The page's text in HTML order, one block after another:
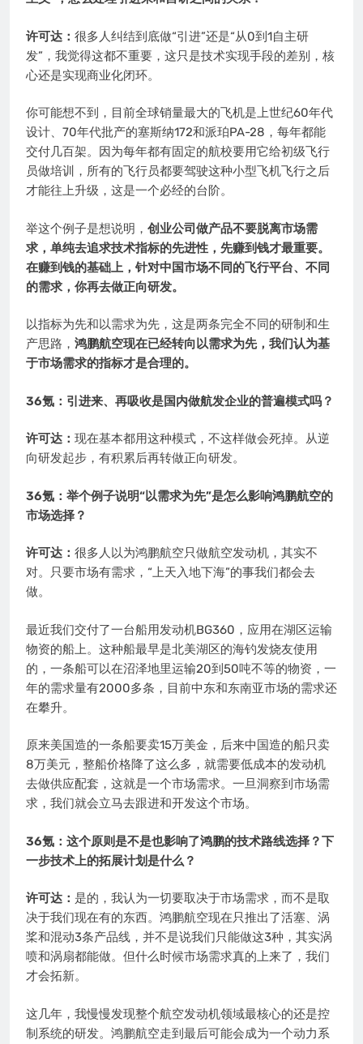
许可达： 很多人纠结到底做“引进”还是“从0到1自主研
发”，我觉得这都不重要，这只是技术实现手段的差别，核
心还是实现商业化闭环。
你可能想不到，目前全球销量最大的飞机是上世纪60年代
设计、70年代批产的塞斯纳172和派珀PA-28，每年都能
交付几百架。因为每年都有固定的航校要用它给初级飞行
员做培训，所有的飞行员都要驾驶这种小型飞机飞行之后
才能往上升级，这是一个必经的台阶。
举这个例子是想说明， 创业公司做产品不要脱离市场需
求，单纯去追求技术指标的先进性，先赚到钱才最重要。
在赚到钱的基础上，针对中国市场不同的飞行平台、不同
的需求，你再去做正向研发。
以指标为先和以需求为先，这是两条完全不同的研制和生
产思路， 鸿鹏航空现在已经转向以需求为先，我们认为基
于市场需求的指标才是合理的。
36氪：引进来、再吸收是国内做航发企业的普遍模式吗？
许可达： 现在基本都用这种模式，不这样做会死掉。从逆
向研发起步，有积累后再转做正向研发。
36氪：举个例子说明“以需求为先”是怎么影响鸿鹏航空的
市场选择？
许可达： 很多人以为鸿鹏航空只做航空发动机，其实不
对。只要市场有需求，“上天入地下海”的事我们都会去
做。
最近我们交付了一台船用发动机BG360，应用在湖区运输
物资的船上。这种船最早是北美湖区的海钓发烧友使用
的，一条船可以在沼泽地里运输20到50吨不等的物资，一
年的需求量有2000多条，目前中东和东南亚市场的需求还
在攀升。
原来美国造的一条船要卖15万美金，后来中国造的船只卖
8万美元，整船价格降了这么多，就需要低成本的发动机
去做供应配套，这就是一个市场需求。一旦洞察到市场需
求，我们就会立马去跟进和开发这个市场。
36氪：这个原则是不是也影响了鸿鹏的技术路线选择？下
一步技术上的拓展计划是什么？
许可达： 是的，我认为一切要取决于市场需求，而不是取
决于我们现在有的东西。鸿鹏航空现在只推出了活塞、涡
桨和混动3条产品线，并不是说我们只能做这3种，其实涡
喷和涡扇都能做。但什么时候市场需求真的上来了，我们
才会拓新。
这几年，我慢慢发现整个航空发动机领域最核心的还是控
制系统的研发。鸿鹏航空走到最后可能会成为一个动力系